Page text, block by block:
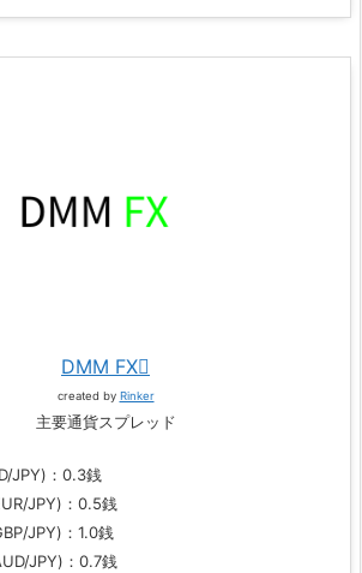
DMM FX
created by Rinker
主要通貨スプレッド
JPY)：0.3銭
JPY)：0.5銭
JPY)：1.0銭
JPY)：0.7銭